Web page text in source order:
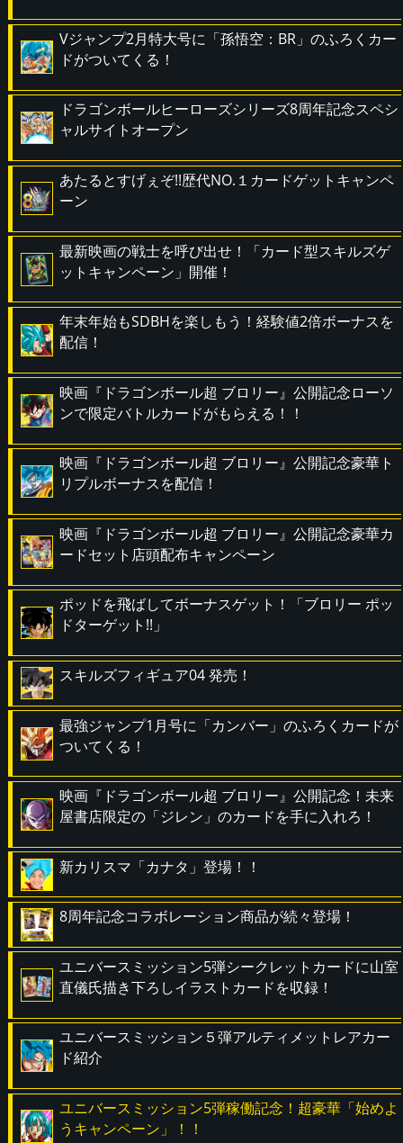
Vジャンプ2月特大号に「孫悟空：BR」のふろくカー
ドがついてくる！
ドラゴンボールヒーローズシリーズ8周年記念スペシ
ャルサイトオープン
あたるとすげぇぞ!!歴代NO.１カードゲットキャンペ
ーン
最新映画の戦士を呼び出せ！「カード型スキルズゲ
ットキャンペーン」開催！
年末年始もSDBHを楽しもう！経験値2倍ボーナスを
配信！
映画『ドラゴンボール超 ブロリー』公開記念ローソ
ンで限定バトルカードがもらえる！！
映画『ドラゴンボール超 ブロリー』公開記念豪華ト
リプルボーナスを配信！
映画『ドラゴンボール超 ブロリー』公開記念豪華カ
ードセット店頭配布キャンペーン
ポッドを飛ばしてボーナスゲット！「ブロリー ポッ
ドターゲット!!」
スキルズフィギュア04 発売！
最強ジャンプ1月号に「カンバー」のふろくカードが
ついてくる！
映画『ドラゴンボール超 ブロリー』公開記念！未来
屋書店限定の「ジレン」のカードを手に入れろ！
新カリスマ「カナタ」登場！！
8周年記念コラボレーション商品が続々登場！
ユニバースミッション5弾シークレットカードに山室
直儀氏描き下ろしイラストカードを収録！
ユニバースミッション５弾アルティメットレアカー
ド紹介
ユニバースミッション5弾稼働記念！超豪華「始めよ
うキャンペーン」！！